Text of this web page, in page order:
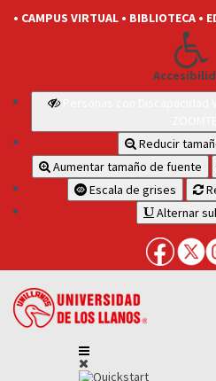
• CAMPUS VIRTUAL • BIBLIOTECA •
Reducir
Aumentar tamaño de fuente
Escala de grises
Alternar